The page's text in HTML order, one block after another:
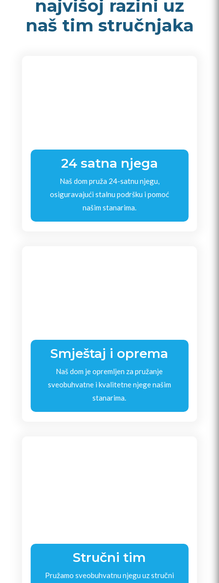
najvišoj razini uz
naš tim stručnjaka
24 satna njega
Naš dom pruža 24-satnu njegu,
osiguravajući stalnu podršku i pomoć
našim stanarima.
Smještaj i oprema
Naš dom je opremljen za pružanje
sveobuhvatne i kvalitetne njege našim
stanarima.
Stručni tim
Pružamo sveobuhvatnu njegu uz stručni